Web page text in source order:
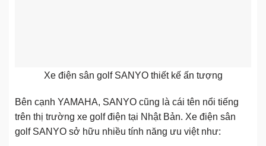
Xe điện sân golf SANYO thiết kế ấn tượng
Bên cạnh YAMAHA, SANYO cũng là cái tên nổi tiếng
trên thị trường xe golf điện tại Nhật Bản. Xe điện sân
golf SANYO sở hữu nhiều tính năng ưu việt như: